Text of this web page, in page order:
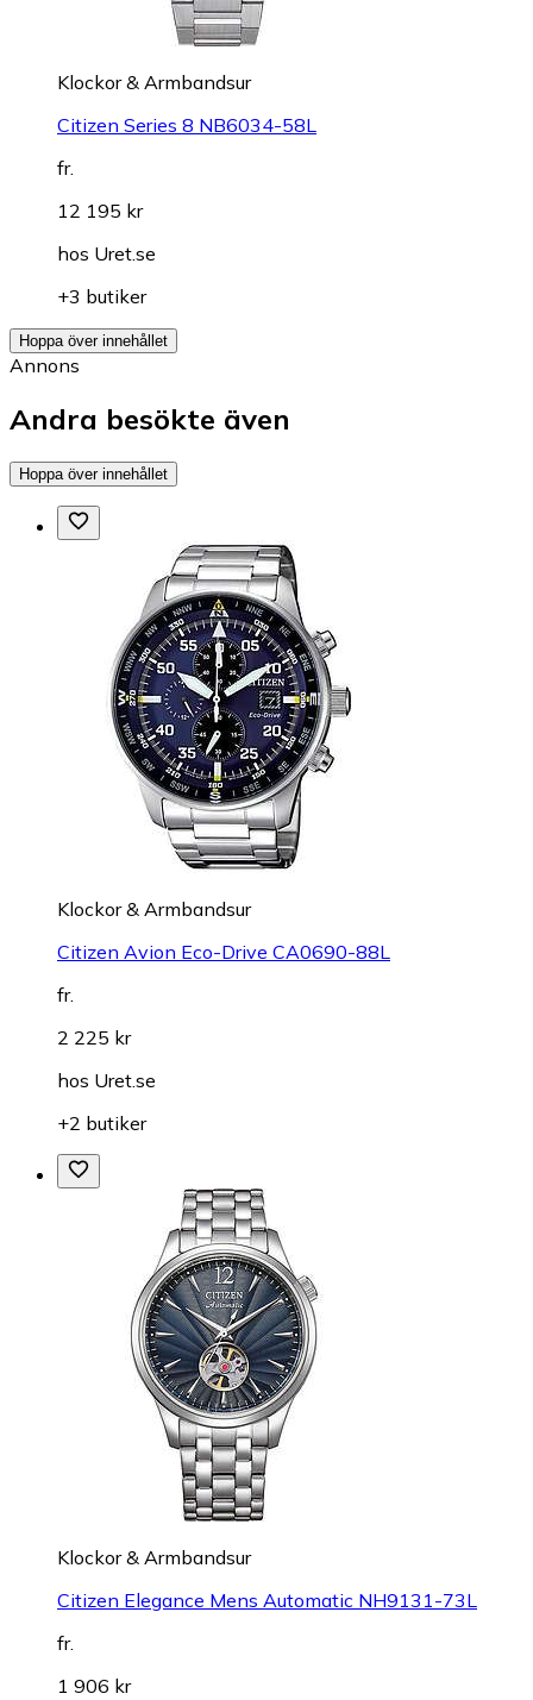
Klockor & Armbandsur
Citizen Series 8 NB6034-58L
fr.
12 195 kr
hos Uret.se
+3 butiker
Hoppa över innehållet
Annons
Andra besökte även
Hoppa över innehållet
Klockor & Armbandsur
Citizen Avion Eco-Drive CA0690-88L
fr.
2 225 kr
hos Uret.se
+2 butiker
Klockor & Armbandsur
Citizen Elegance Mens Automatic NH9131-73L
fr.
1 906 kr